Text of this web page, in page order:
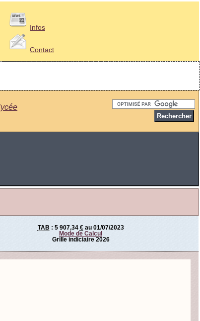
Infos
Contact
TAB : 5 907,34 €au 01/07/2023
Mode de Calcul
Grille indiciaire 2026